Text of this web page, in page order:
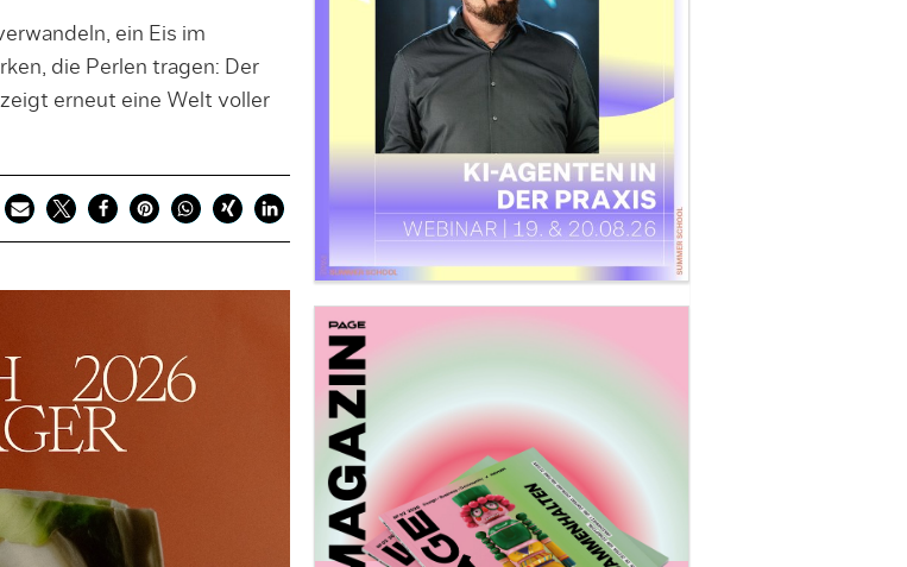
ein Eis im
die Perlen tragen: Der
erneut eine Welt voller